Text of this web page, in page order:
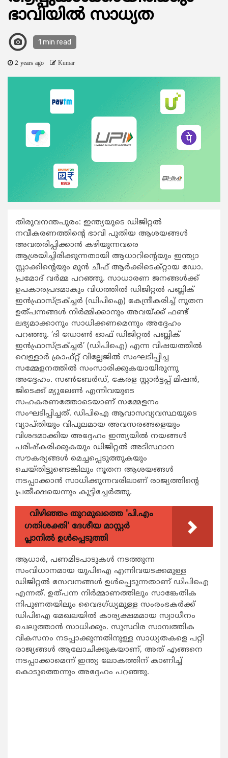
ഭാവിയില്‍ സാധ്യത
1 min read
2 years ago Kumar
തിരുവനന്തപുരം: ഇന്ത്യയുടെ ഡിജിറ്റല്‍
നവീകരണത്തിന്‍റെ ഭാവി പുതിയ ആശയങ്ങള്‍
അവതരിപ്പിക്കാന്‍ കഴിയുന്നവരെ
ആശ്രയിച്ചിരിക്കുന്നതായി ആധാറിന്‍റെയും ഇന്ത്യാ
സ്റ്റാക്കിന്‍റെയും മുന്‍ ചീഫ് ആര്‍ക്കിടെക്റ്റായ ഡോ.
പ്രമോദ് വര്‍മ്മ പറഞ്ഞു. സാധാരണ ജനങ്ങള്‍ക്ക്
ഉപകാരപ്രദമാകും വിധത്തില്‍ ഡിജിറ്റല്‍ പബ്ലിക്
ഇന്‍ഫ്രാസ്ട്രക്ച്ചര്‍ (ഡിപിഐ) കേന്ദ്രീകരിച്ച് നൂതന
ഉത്പന്നങ്ങള്‍ നിര്‍മ്മിക്കാനും അവയ്ക്ക് ഫണ്ട്
ലഭ്യമാക്കാനും സാധിക്കണമെന്നും അദ്ദേഹം
പറഞ്ഞു. ‘ദി ഡോണ്‍ ഓഫ് ഡിജിറ്റല്‍ പബ്ലിക്
ഇന്‍ഫ്രാസ്ട്രക്ച്ചര്‍’ (ഡിപിഐ) എന്ന വിഷയത്തില്‍
വെള്ളാര്‍ ക്രാഫ്റ്റ് വില്ലേജില്‍ സംഘടിപ്പിച്ച
സമ്മേളനത്തില്‍ സംസാരിക്കുകയായിരുന്നു
അദ്ദേഹം. സണ്‍ബേര്‍ഡ്, കേരള സ്റ്റാര്‍ട്ടപ്പ് മിഷന്‍,
ജിടെക്ക് മ്യുലേണ്‍ എന്നിവയുടെ
സഹകരണത്തോടെയാണ് സമ്മേളനം
സംഘടിപ്പിച്ചത്. ഡിപിഐ ആവാസവ്യവസ്ഥയുടെ
വ്യാപ്തിയും വിപുലമായ അവസരങ്ങളെയും
വിശദമാക്കിയ അദ്ദേഹം ഇന്ത്യയില്‍ നയങ്ങള്‍
പരിഷ്കരിക്കുകയും ഡിജിറ്റല്‍ അടിസ്ഥാന
സൗകര്യങ്ങള്‍ മെച്ചപ്പെടുത്തുകയും
ചെയ്തിട്ടുണ്ടെങ്കിലും നൂതന ആശയങ്ങള്‍
നടപ്പാക്കാന്‍ സാധിക്കുന്നവരിലാണ് രാജ്യത്തിന്‍റെ
പ്രതീക്ഷയെന്നും കൂട്ടിച്ചേര്‍ത്തു.
വിഴിഞ്ഞം തുറമുഖത്തെ 'പി.എം
ഗതിശക്തി' ദേശീയ മാസ്റ്റർ
പ്ലാനിൽ ഉൾപ്പെടുത്തി
ആധാര്‍, പണമിടപാടുകള്‍ നടത്തുന്ന
സംവിധാനമായ യുപിഐ എന്നിവയടക്കമുള്ള
ഡിജിറ്റല്‍ സേവനങ്ങള്‍ ഉള്‍പ്പെടുന്നതാണ് ഡിപിഐ
എന്നത്. ഉത്പന്ന നിര്‍മ്മാണത്തിലും സാങ്കേതിക
നിപുണതയിലും വൈദഗ്ധ്യമുള്ള സംരംഭകര്‍ക്ക്
ഡിപിഐ മേഖലയില്‍ കാര്യക്ഷമമായ സ്വാധീനം
ചെലുത്താന്‍ സാധിക്കും. സുസ്ഥിര സാമ്പത്തിക
വികസനം നടപ്പാക്കുന്നതിനുള്ള സാധ്യതകളെ പറ്റി
രാജ്യങ്ങള്‍ ആലോചിക്കുകയാണ്, അത് എങ്ങനെ
നടപ്പാക്കാമെന്ന് ഇന്ത്യ ലോകത്തിന് കാണിച്ച്
കൊടുത്തെന്നും അദ്ദേഹം പറഞ്ഞു.